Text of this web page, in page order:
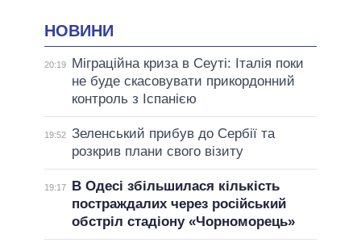
НОВИНИ
20:19
Міграційна криза в Сеуті: Італія поки
не буде скасовувати прикордонний
контроль з Іспанією
19:52 Зеленський прибув до Сербії та
розкрив плани свого візиту
19:17
В Одесі збільшилася кількість
постраждалих через російський
обстріл стадіону «Чорноморець»